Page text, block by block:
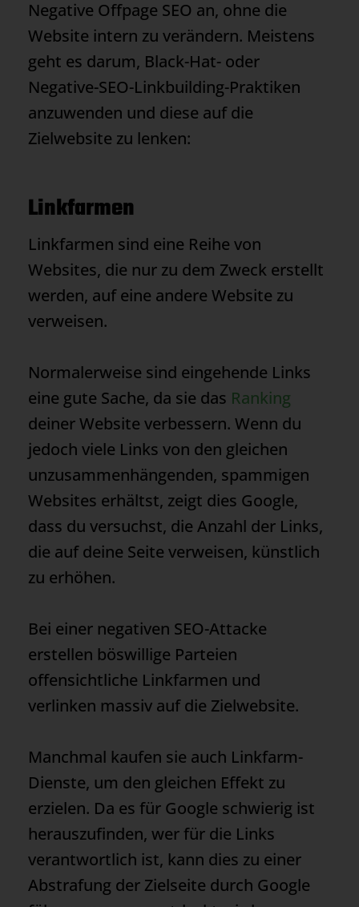
Negative Offpage SEO an, ohne die
Website intern zu verändern. Meistens
geht es darum, Black-Hat- oder
Negative-SEO-Linkbuilding-Praktiken
anzuwenden und diese auf die
Zielwebsite zu lenken:
Linkfarmen
Linkfarmen sind eine Reihe von
Websites, die nur zu dem Zweck erstellt
werden, auf eine andere Website zu
verweisen.
Normalerweise sind eingehende Links
eine gute Sache, da sie das Ranking
deiner Website verbessern. Wenn du
jedoch viele Links von den gleichen
unzusammenhängenden, spammigen
Websites erhältst, zeigt dies Google,
dass du versuchst, die Anzahl der Links,
die auf deine Seite verweisen, künstlich
zu erhöhen.
Bei einer negativen SEO-Attacke
erstellen böswillige Parteien
offensichtliche Linkfarmen und
verlinken massiv auf die Zielwebsite.
Manchmal kaufen sie auch Linkfarm-
Dienste, um den gleichen Effekt zu
erzielen. Da es für Google schwierig ist
herauszufinden, wer für die Links
verantwortlich ist, kann dies zu einer
Abstrafung der Zielseite durch Google